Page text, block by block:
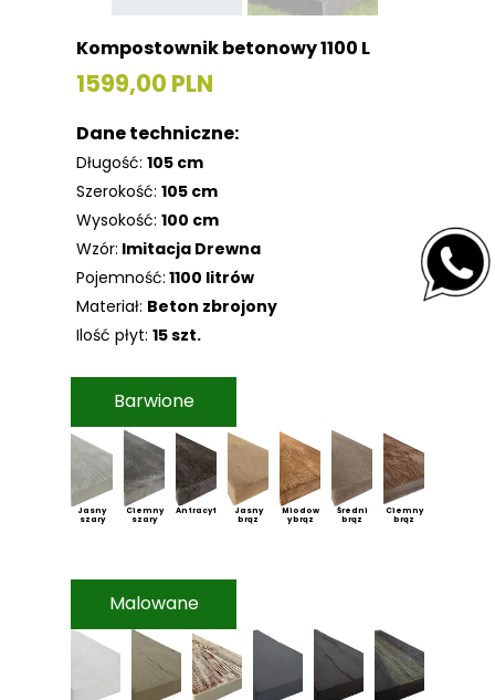
Kompostownik betonowy 1100 L
Dane techniczne:
Długość: 105 cm
Szerokość: 105 cm
Wysokość: 100 cm
Wzór: Imitacja Drewna
Pojemność: 1100 litrów
Materiał: Beton zbrojony
Ilość płyt: 15 szt.
1599,00 PLN
Barwione
Malowane
Jasny
szary
Ciemny
szary
Antracyt
Jasny
brąz
Miodow
y brąz
Średni
brąz
Ciemny
brąz